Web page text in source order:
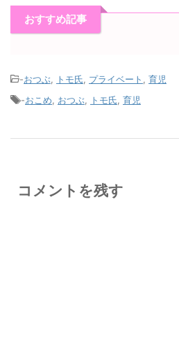
おすすめ記事
-おつぶ トモ氏 プライベート
育児
-おこめ おつぶ トモ氏 育児
コメントを残す